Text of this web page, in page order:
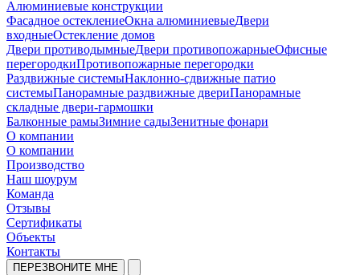
Алюминиевые конструкции
Фасадное остеклениеОкна алюминиевыеДвери
входныеОстекление домов
Двери противодымныеДвери противопожарныеОфисные
перегородкиПротивопожарные перегородки
Раздвижные системыНаклонно-сдвижные патио
системыПанорамные раздвижные двериПанорамные
складные двери-гармошки
Балконные рамыЗимние садыЗенитные фонари
О компании
О компании
Производство
Наш шоурум
Команда
Отзывы
Сертификаты
Объекты
Контакты
ПЕРЕЗВОНИТЕ МНЕ